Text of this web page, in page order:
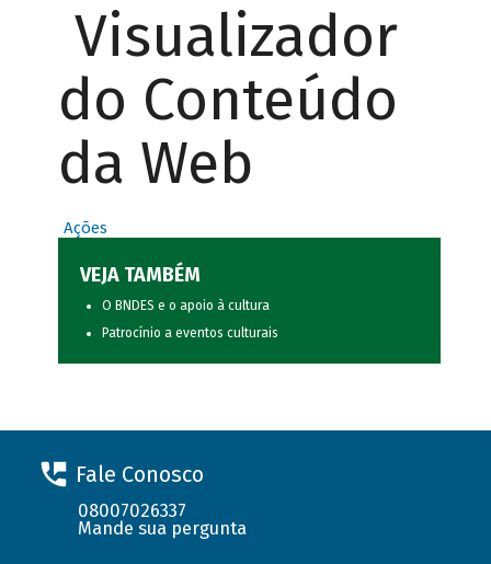
Visualizador
do Conteúdo
da Web
Ações
VEJA TAMBÉM
O BNDES e o apoio à cultura
Patrocínio a eventos culturais
Fale Conosco
08007026337
Mande sua pergunta